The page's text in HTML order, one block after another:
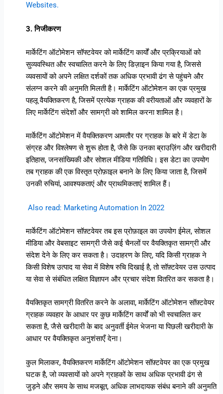
Websites.
3. निजीकरण
मार्केटिंग ऑटोमेशन सॉफ्टवेयर को मार्केटिंग कार्यों और प्रक्रियाओं को
सुव्यवस्थित और स्वचालित करने के लिए डिज़ाइन किया गया है, जिससे
व्यवसायों को अपने लक्षित दर्शकों तक अधिक प्रभावी ढंग से पहुंचने और
संलग्न करने की अनुमति मिलती है। मार्केटिंग ऑटोमेशन का एक प्रमुख
पहलू वैयक्तिकरण है, जिसमें प्रत्येक ग्राहक की वरीयताओं और व्यवहारों के
लिए मार्केटिंग संदेशों और सामग्री को शामिल करना शामिल है।
मार्केटिंग ऑटोमेशन में वैयक्तिकरण आमतौर पर ग्राहक के बारे में डेटा के
संग्रह और विश्लेषण से शुरू होता है, जैसे कि उनका ब्राउज़िंग और खरीदारी
इतिहास, जनसांख्यिकी और सोशल मीडिया गतिविधि। इस डेटा का उपयोग
तब ग्राहक की एक विस्तृत प्रोफ़ाइल बनाने के लिए किया जाता है, जिसमें
उनकी रुचियां, आवश्यकताएं और प्राथमिकताएं शामिल हैं।
Also read: Marketing Automation In 2022
मार्केटिंग ऑटोमेशन सॉफ़्टवेयर तब इस प्रोफ़ाइल का उपयोग ईमेल, सोशल
मीडिया और वेबसाइट सामग्री जैसे कई चैनलों पर वैयक्तिकृत सामग्री और
संदेश देने के लिए कर सकता है। उदाहरण के लिए, यदि किसी ग्राहक ने
किसी विशेष उत्पाद या सेवा में विशेष रुचि दिखाई है, तो सॉफ़्टवेयर उस उत्पाद
या सेवा से संबंधित लक्षित विज्ञापन और प्रचार संदेश वितरित कर सकता है।
वैयक्तिकृत सामग्री वितरित करने के अलावा, मार्केटिंग ऑटोमेशन सॉफ़्टवेयर
ग्राहक व्यवहार के आधार पर कुछ मार्केटिंग कार्यों को भी स्वचालित कर
सकता है, जैसे खरीदारी के बाद अनुवर्ती ईमेल भेजना या पिछली खरीदारी के
आधार पर वैयक्तिकृत अनुशंसाएँ देना।
कुल मिलाकर, वैयक्तिकरण मार्केटिंग ऑटोमेशन सॉफ़्टवेयर का एक प्रमुख
घटक है, जो व्यवसायों को अपने ग्राहकों के साथ अधिक प्रभावी ढंग से
जुड़ने और समय के साथ मजबूत, अधिक लाभदायक संबंध बनाने की अनुमति